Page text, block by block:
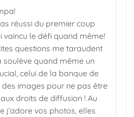
réussi du premier coup
vaincu le défi quand même!
questions me taraudent
soulève quand même un
celui de la banque de
images pour ne pas être
droits de diffusion ! Au
j’adore vos photos, elles